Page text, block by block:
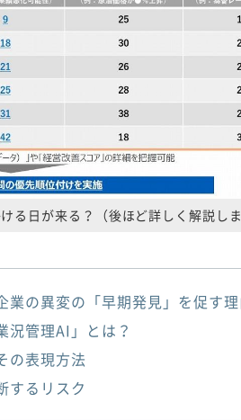
る日が来る？（後ほど詳しく解説しま
業の異変の「早期発見」を促す
況管理AI」とは？
の表現方法
するリスク